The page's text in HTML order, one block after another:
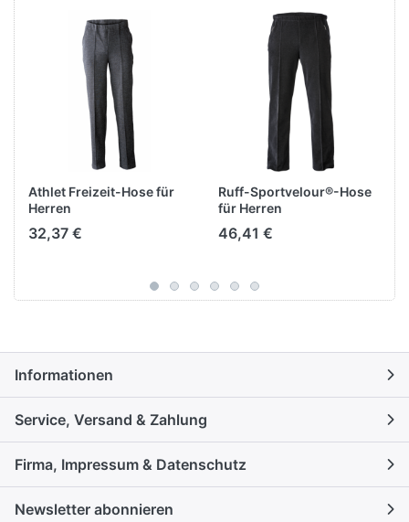
Athlet Freizeit-Hose für
Herren
32,37 €
Ruff-Sportvelour®-Hose
für Herren
46,41 €
Informationen
Service, Versand & Zahlung
Firma, Impressum & Datenschutz
Newsletter abonnieren